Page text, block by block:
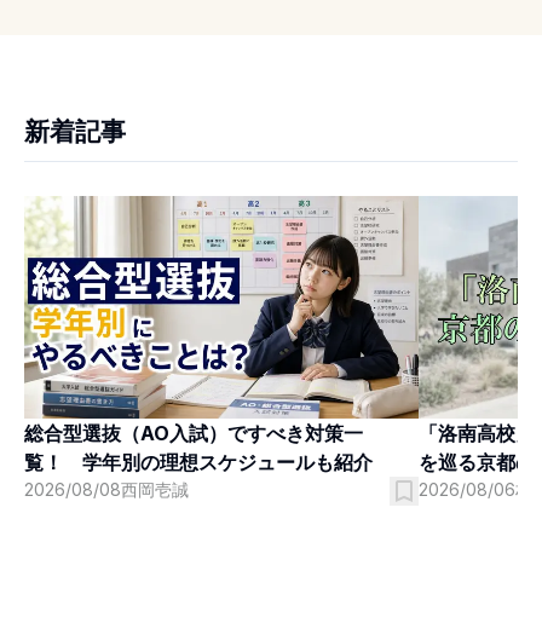
新着記事
総合型選抜（AO入試）ですべき対策一
覧！ 学年別の理想スケジュールも紹介
2026/08/08西岡壱誠
「洛南高校
を巡る京都
2026/08/06村